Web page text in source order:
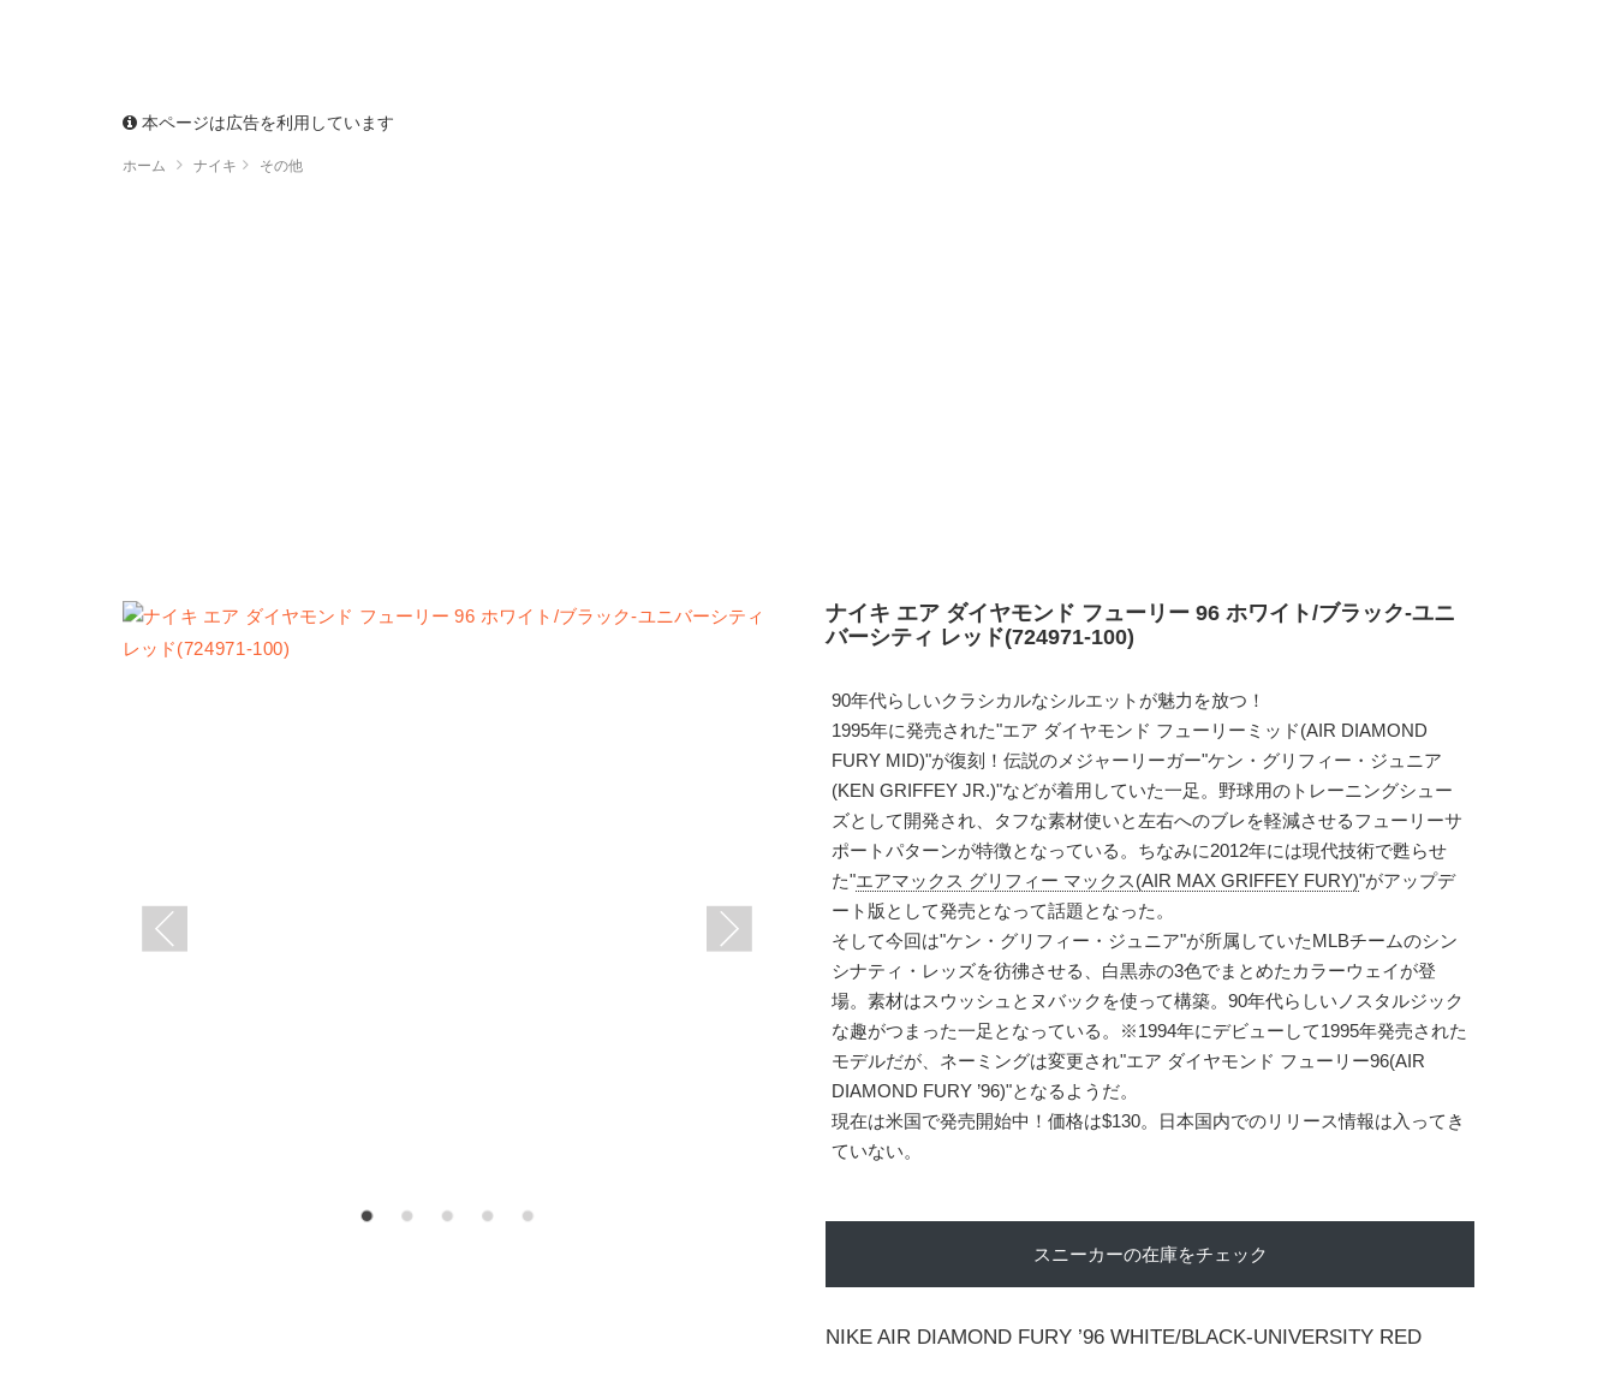
本ページは広告を利用しています
ホーム ナイキ その他
ナイキ エア ダイヤモンド フューリー 96 ホワイト/ブラック-ユニ
バーシティ レッド(724971-100)
90年代らしいクラシカルなシルエットが魅力を放つ！
1995年に発売された"エア ダイヤモンド フューリーミッド(AIR DIAMOND
FURY MID)"が復刻！伝説のメジャーリーガー"ケン・グリフィー・ジュニア
(KEN GRIFFEY JR.)"などが着用していた一足。野球用のトレーニングシュー
ズとして開発され、タフな素材使いと左右へのブレを軽減させるフューリーサ
ポートパターンが特徴となっている。ちなみに2012年には現代技術で甦らせ
た"エアマックス グリフィー マックス(AIR MAX GRIFFEY FURY)"がアップデ
ート版として発売となって話題となった。
そして今回は"ケン・グリフィー・ジュニア"が所属していたMLBチームのシン
シナティ・レッズを彷彿させる、白黒赤の3色でまとめたカラーウェイが登
場。素材はスウッシュとヌバックを使って構築。90年代らしいノスタルジック
な趣がつまった一足となっている。※1994年にデビューして1995年発売された
モデルだが、ネーミングは変更され"エア ダイヤモンド フューリー96(AIR
DIAMOND FURY ’96)"となるようだ。
現在は米国で発売開始中！価格は$130。日本国内でのリリース情報は入ってき
ていない。
スニーカーの在庫をチェック
NIKE AIR DIAMOND FURY ’96 WHITE/BLACK-UNIVERSITY RED